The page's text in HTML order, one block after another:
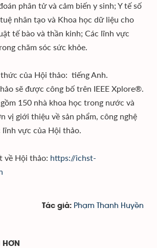
phân tử và cảm biến y sinh; Y tế số
nhân tạo và Khoa học dữ liệu cho
tế bào và thần kinh; Các lĩnh vực
chăm sóc sức khỏe.
của Hội thảo: tiếng Anh.
sẽ được công bố trên IEEE Xplore®.
150 nhà khoa học trong nước và
vị giới thiệu về sản phẩm, công nghệ
vực của Hội thảo.
về Hội thảo: https://ichst-
Tác giả: Phạm Thanh Huyền
HƠN